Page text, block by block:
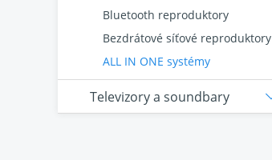
Bluetooth reproduktory
Bezdrátové síťové reproduktory
ALL IN ONE systémy
Televizory a soundbary